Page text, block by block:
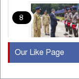
৪
৫
Our Like Page